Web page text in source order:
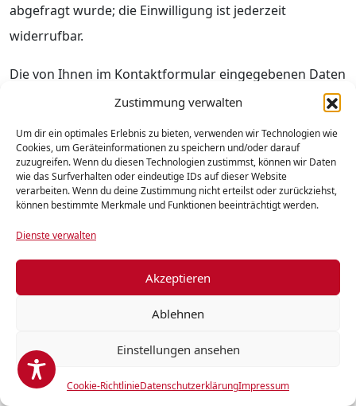
Zustimmung verwalten
Um dir ein optimales Erlebnis zu bieten, verwenden wir Technologien wie
Cookies, um Geräteinformationen zu speichern und/oder darauf
zuzugreifen. Wenn du diesen Technologien zustimmst, können wir Daten
wie das Surfverhalten oder eindeutige IDs auf dieser Website
verarbeiten. Wenn du deine Zustimmung nicht erteilst oder zurückziehst,
können bestimmte Merkmale und Funktionen beeinträchtigt werden.
Dienste verwalten
Akzeptieren
Ablehnen
Einstellungen ansehen
Cookie-RichtlinieDatenschutzerklärungImpressum
abgefragt wurde; die Einwilligung ist jederzeit
widerrufbar.
Die von Ihnen im Kontaktformular eingegebenen Daten
verbleiben bei uns, bis Sie uns zur Löschung
auffordern, Ihre Einwilligung zur Speicherung
widerrufen oder der Zweck für die Datenspeicherung
entfällt (z. B. nach abgeschlossener Bearbeitung Ihrer
Anfrage). Zwingende gesetzliche Bestimmungen –
insbesondere Aufbewahrungsfristen – bleiben
5. Analyse-Tools und Werbung
Diese Website nutzt das Analysetool WP Statistics, um
Besucherzugriffe statistisch auszuwerten. Anbieter ist